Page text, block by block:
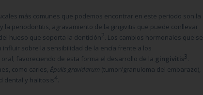
más comunes que podemos encontrar en este periodo son la
la periodontitis, agravamiento de la gingivitis que puede conllevar
hueso que soporta la dentición2. Los cambios hormonales que se
sobre la sensibilidad de la encía frente a los
favoreciendo de esta forma el desarrollo de la gingivitis3.
como caries, Épulis gravidarum (tumor/granuloma del embarazo),
dental y halitosis4.